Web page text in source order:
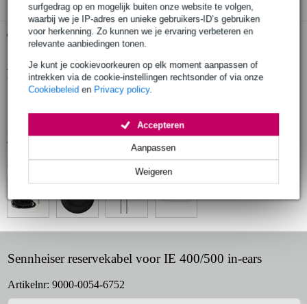
surfgedrag op en mogelijk buiten onze website te volgen,
waarbij we je IP-adres en unieke gebruikers-ID’s gebruiken
voor herkenning. Zo kunnen we je ervaring verbeteren en
relevante aanbiedingen tonen.
Je kunt je cookievoorkeuren op elk moment aanpassen of
intrekken via de cookie-instellingen rechtsonder of via onze
Cookiebeleid en Privacy policy.
Weigeren
Aanpassen
Accepteren
Gratis ophalen in de winkel
Productinformatie
Sennheiser reservekabel voor IE 400/500 in-ears
kleur: zwart
Bekijk alle productspecificaties
Bekijk ook eens (4)
Sennheiser reservekabel voor IE 400/500 in-ears
Artikelnr: 9000-0054-6752